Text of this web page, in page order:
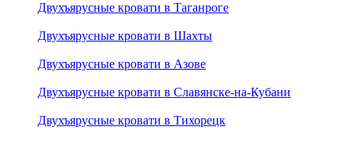
Двухъярусные кровати в Таганроге
Двухъярусные кровати в Шахты
Двухъярусные кровати в Азове
Двухъярусные кровати в Славянске-на-Кубани
Двухъярусные кровати в Тихорецк